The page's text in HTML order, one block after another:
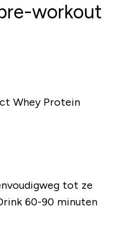
workout
Whey Protein
tot ze
60-90 minuten